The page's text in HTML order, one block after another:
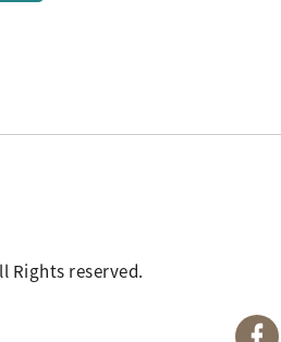
Rights reserved.